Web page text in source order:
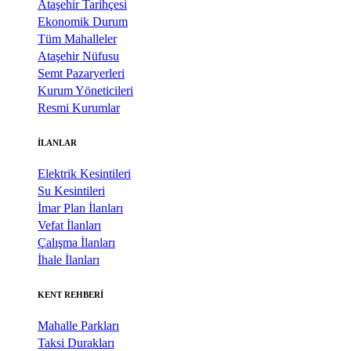
Ataşehir Tarihçesi
Ekonomik Durum
Tüm Mahalleler
Ataşehir Nüfusu
Semt Pazaryerleri
Kurum Yöneticileri
Resmi Kurumlar
İLANLAR
Elektrik Kesintileri
Su Kesintileri
İmar Plan İlanları
Vefat İlanları
Çalışma İlanları
İhale İlanları
KENT REHBERİ
Mahalle Parkları
Taksi Durakları